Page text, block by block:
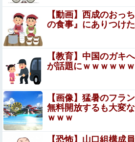
（下は乳児）妻を休ませる気遣いの
でラクしたいだけ？
【これは重い】アンガ田中「日本が
も持った”と世界中に広がる」
皆藤愛子アナ 透けノースリーブで
「これを肯定的に書くとか頭がどう
メディアの焚書称賛記事にツッコミ
るとかそういう話かと思ったら……
【結婚1年目の人妻・月乃さん】 週
生中出しで満たされる濃厚な一日
【悲報】瀬戸環奈がスタイルよ
【動画】西成のおっ
の食事』にありつけ
【教育】中国のガキ
が話題にｗｗｗｗｗｗ
【画像】猛暑のフラ
無料開放するも大変
ｗｗｗ
【恐怖】山口組構成